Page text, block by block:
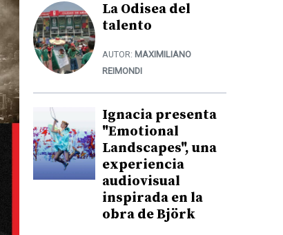
La Odisea del
talento
AUTOR: MAXIMILIANO
REIMONDI
Ignacia presenta
"Emotional
Landscapes", una
experiencia
audiovisual
inspirada en la
obra de Björk